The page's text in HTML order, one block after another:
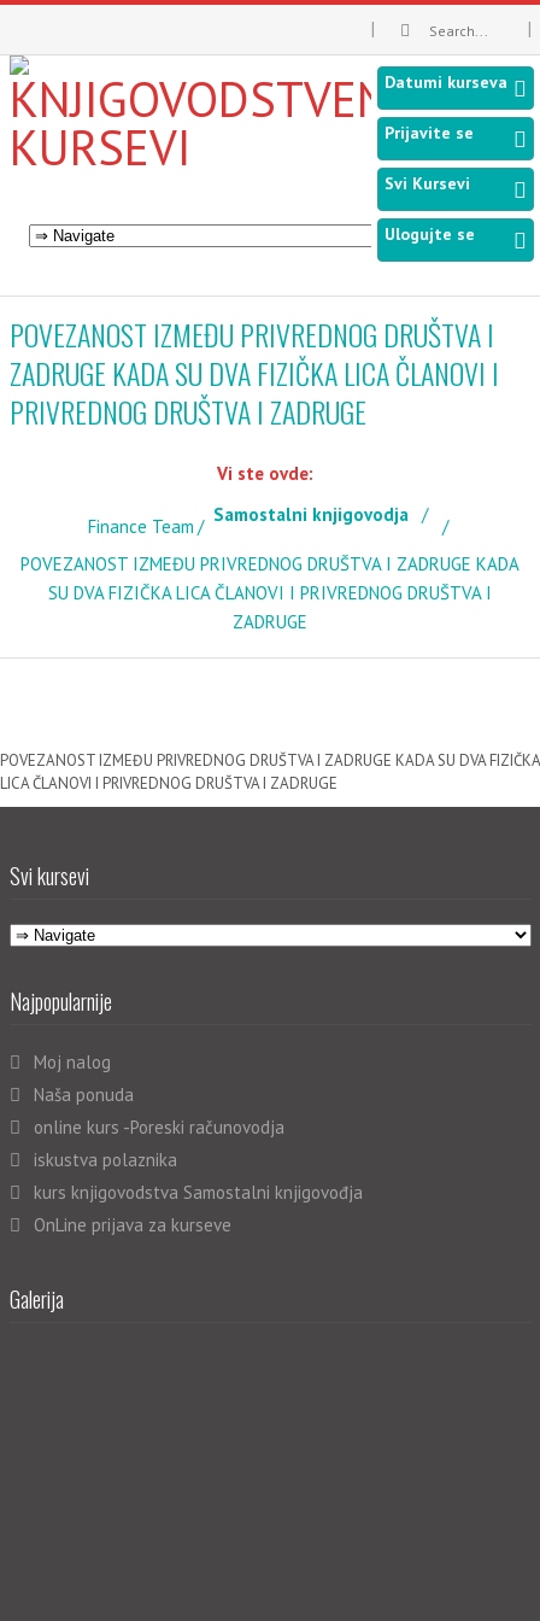
POVEZANOST IZMEĐU PRIVREDNOG DRUŠTVA I
ZADRUGE KADA SU DVA FIZIČKA LICA ČLANOVI I
PRIVREDNOG DRUŠTVA I ZADRUGE
Vi ste ovde:
Finance Team
Samostalni knjigovodja
POVEZANOST IZMEĐU PRIVREDNOG DRUŠTVA I ZADRUGE KADA
SU DVA FIZIČKA LICA ČLANOVI I PRIVREDNOG DRUŠTVA I
ZADRUGE
POVEZANOST IZMEĐU PRIVREDNOG DRUŠTVA I ZADRUGE KADA SU DVA FIZIČKA
LICA ČLANOVI I PRIVREDNOG DRUŠTVA I ZADRUGE
Svi kursevi
Najpopularnije
Moj nalog
Naša ponuda
online kurs -Poreski računovodja
iskustva polaznika
kurs knjigovodstva Samostalni knjigovođja
OnLine prijava za kurseve
Galerija
Datumi kurseva
Prijavite se
Svi Kursevi
Ulogujte se